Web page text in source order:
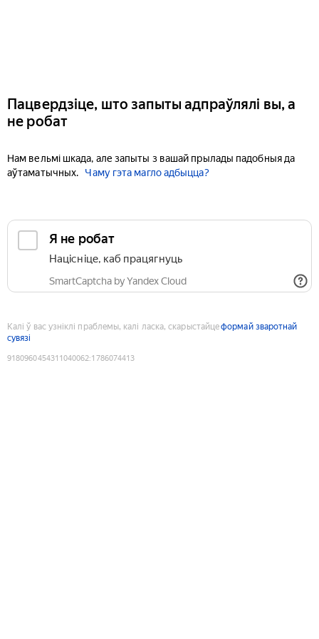
Пацвердзіце, што запыты адпраўлялі вы, а
не робат
Нам вельмі шкада, але запыты з вашай прылады падобныя да
аўтаматычных.
Чаму гэта магло адбыцца?
Я не робат
Націсніце, каб працягнуць
SmartCaptcha by Yandex Cloud
Калі ў вас узніклі праблемы, калі ласка, скарыстайцеформай зваротнай
сувязі
9180960454311040062:1786074413